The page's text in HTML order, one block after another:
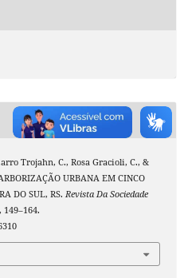
Trojahn, C., Rosa Gracioli, C., &
URBANA EM CINCO
DO SUL, RS. Revista Da Sociedade
149–164.